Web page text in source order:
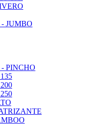
JUMBO
PINCHO